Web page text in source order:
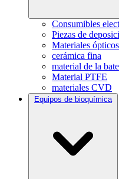
Consumibles
Piezas de
Materiales ópticos
cerámica fina
material de la
Material PTFE
materiales CVD
Equipos de bioquímica